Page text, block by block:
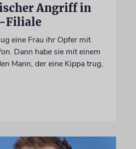
Angriff in
Filiale
eine Frau ihr Opfer mit
Dann habe sie mit einem
Mann, der eine Kippa trug,